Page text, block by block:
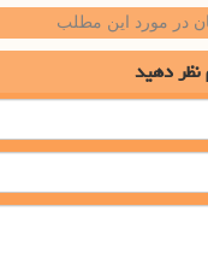
در مورد این مطلب
نظر دهید